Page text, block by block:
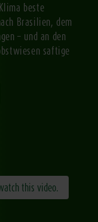
beste
Brasilien, dem
– und an den
saftige
this video.